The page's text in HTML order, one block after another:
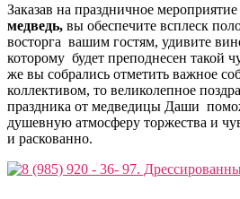
Заказав на праздничное мероприятие
медведь, вы обеспечите всплеск
восторга вашим гостям, удивите
которому будет преподнесен такой
же вы собрались отметить важное
коллективом, то великолепное
праздника от медведицы Даши
душевную атмосферу торжества и
и раскованно.